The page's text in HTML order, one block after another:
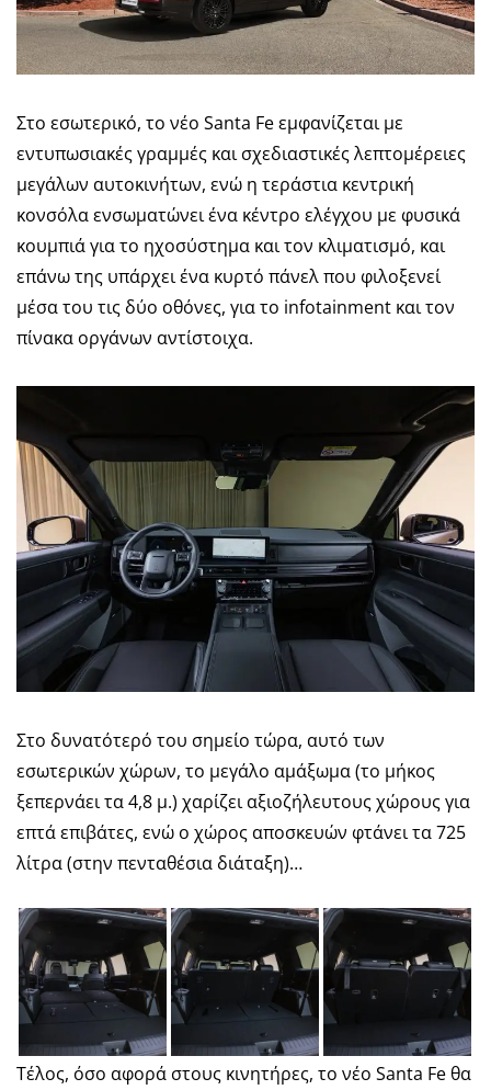
Στο εσωτερικό, το νέο Santa Fe εμφανίζεται με
εντυπωσιακές γραμμές και σχεδιαστικές λεπτομέρειες
μεγάλων αυτοκινήτων, ενώ η τεράστια κεντρική
κονσόλα ενσωματώνει ένα κέντρο ελέγχου με φυσικά
κουμπιά για το ηχοσύστημα και τον κλιματισμό, και
επάνω της υπάρχει ένα κυρτό πάνελ που φιλοξενεί
μέσα του τις δύο οθόνες, για το infotainment και τον
πίνακα οργάνων αντίστοιχα.
Στο δυνατότερό του σημείο τώρα, αυτό των
εσωτερικών χώρων, το μεγάλο αμάξωμα (το μήκος
ξεπερνάει τα 4,8 μ.) χαρίζει αξιοζήλευτους χώρους για
επτά επιβάτες, ενώ ο χώρος αποσκευών φτάνει τα 725
λίτρα (στην πενταθέσια διάταξη)…
Τέλος, όσο αφορά στους κινητήρες, το νέο Santa Fe θα